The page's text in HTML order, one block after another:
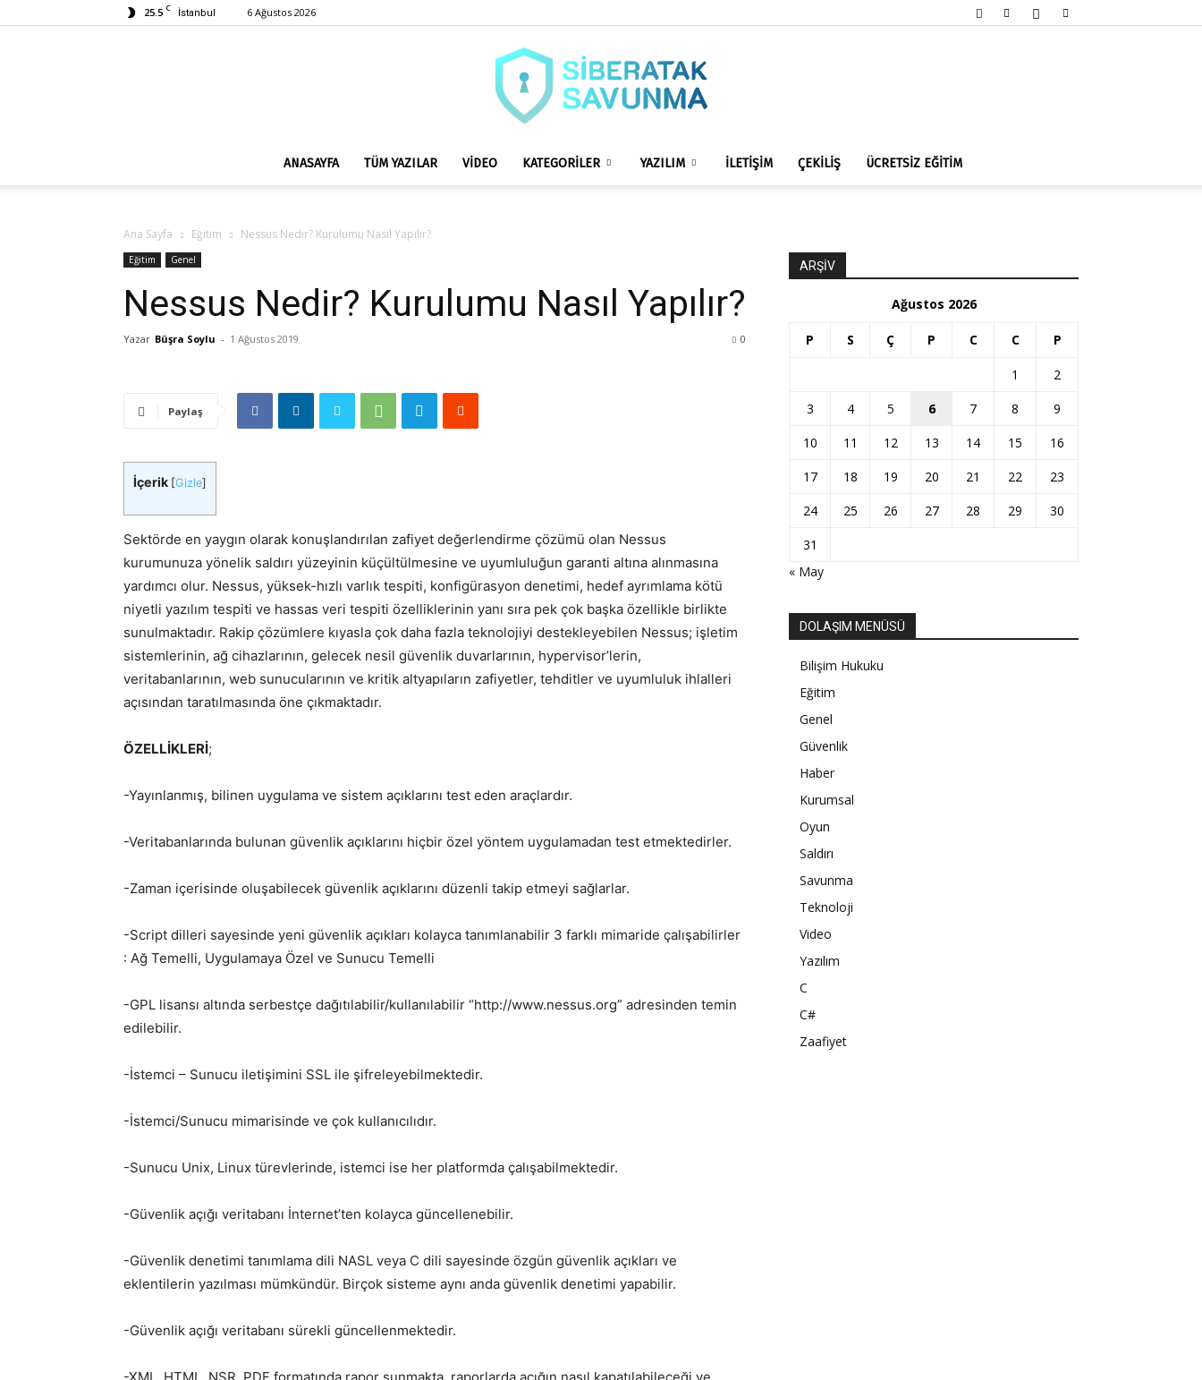
25.5 C İstanbul 6 Ağustos 2026
ANASAYFA TÜM YAZILAR VİDEO KATEGORİLER YAZILIM İLETİŞİM ÇEKİLİŞ ÜCRETSİZ EĞİTİM
Ana Sayfa Eğitim Nessus Nedir? Kurulumu Nasıl Yapılır?
Eğitim Genel
Nessus Nedir? Kurulumu Nasıl Yapılır?
Yazar Büşra Soylu - 1 Ağustos 2019 0
Paylaş
İçerik [Gizle]
Sektörde en yaygın olarak konuşlandırılan zafiyet değerlendirme çözümü olan Nessus
kurumunuza yönelik saldırı yüzeyinin küçültülmesine ve uyumluluğun garanti altına alınmasına
yardımcı olur. Nessus, yüksek-hızlı varlık tespiti, konfigürasyon denetimi, hedef ayrımlama kötü
niyetli yazılım tespiti ve hassas veri tespiti özelliklerinin yanı sıra pek çok başka özellikle birlikte
sunulmaktadır. Rakip çözümlere kıyasla çok daha fazla teknolojiyi destekleyebilen Nessus; işletim
sistemlerinin, ağ cihazlarının, gelecek nesil güvenlik duvarlarının, hypervisor’lerin,
veritabanlarının, web sunucularının ve kritik altyapıların zafiyetler, tehditler ve uyumluluk ihlalleri
açısından taratılmasında öne çıkmaktadır.
ÖZELLİKLERİ;
-Yayınlanmış, bilinen uygulama ve sistem açıklarını test eden araçlardır.
-Veritabanlarında bulunan güvenlik açıklarını hiçbir özel yöntem uygulamadan test etmektedirler.
-Zaman içerisinde oluşabilecek güvenlik açıklarını düzenli takip etmeyi sağlarlar.
-Script dilleri sayesinde yeni güvenlik açıkları kolayca tanımlanabilir 3 farklı mimaride çalışabilirler
: Ağ Temelli, Uygulamaya Özel ve Sunucu Temelli
-GPL lisansı altında serbestçe dağıtılabilir/kullanılabilir “http://www.nessus.org” adresinden temin
edilebilir.
-İstemci – Sunucu iletişimini SSL ile şifreleyebilmektedir.
-İstemci/Sunucu mimarisinde ve çok kullanıcılıdır.
-Sunucu Unix, Linux türevlerinde, istemci ise her platformda çalışabilmektedir.
-Güvenlik açığı veritabanı İnternet’ten kolayca güncellenebilir.
-Güvenlik denetimi tanımlama dili NASL veya C dili sayesinde özgün güvenlik açıkları ve
eklentilerin yazılması mümkündür. Birçok sisteme aynı anda güvenlik denetimi yapabilir.
-Güvenlik açığı veritabanı sürekli güncellenmektedir.
ARŞİV
Ağustos 2026
P S Ç P C C P
1
2
3
4 5 6 7 8
9
10
11 12 13 14 15
16
17
18 19 20 21 22
23
24
25 26 27 28 29
30
31
« May
DOLAŞIM MENÜSÜ
Bilişim Hukuku
Eğitim
Genel
Güvenlik
Haber
Kurumsal
Oyun
Saldırı
Savunma
Teknoloji
Video
Yazılım
C
C#
Zaafiyet